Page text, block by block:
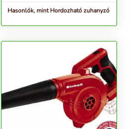
Hasonlók, mint Hordozható zuhanyzó